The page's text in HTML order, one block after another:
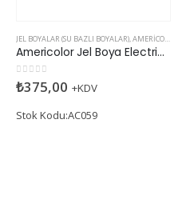
JEL BOYALAR (SU BAZLI BOYALAR),AMERICOLOR
Americolor Jel Boya Electric Blue (Su Bazlı)
05 üzerinden
₺375,00 +KDV
Stok Kodu:AC059